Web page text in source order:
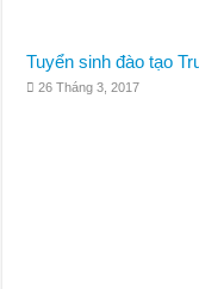
Tuyển sinh đào tạo
26 Tháng 3, 2017